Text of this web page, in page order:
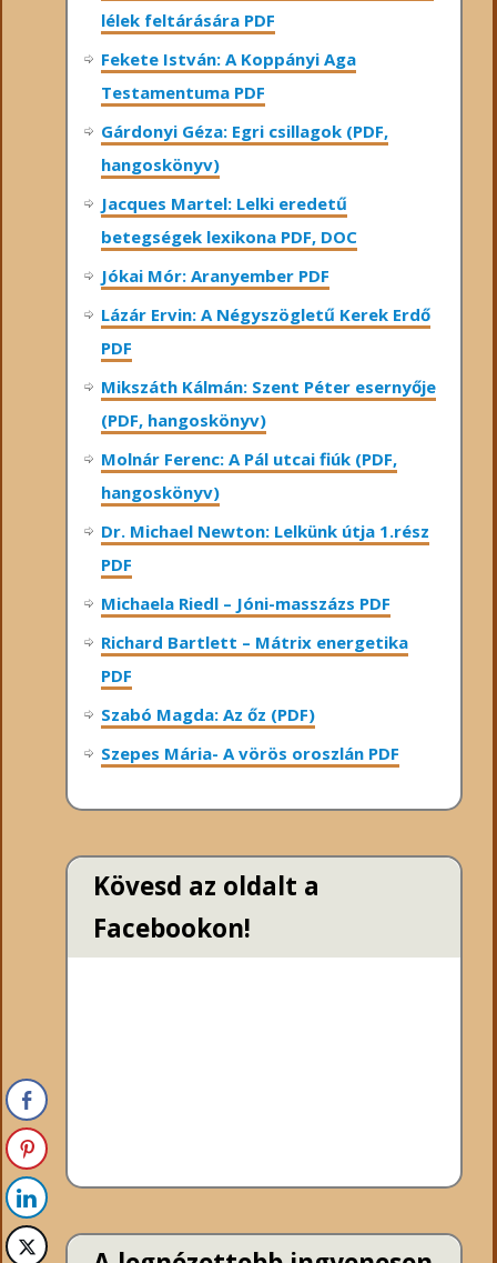
lélek feltárására PDF
Fekete István: A Koppányi Aga
Testamentuma PDF
Gárdonyi Géza: Egri csillagok (PDF,
hangoskönyv)
Jacques Martel: Lelki eredetű
betegségek lexikona PDF, DOC
Jókai Mór: Aranyember PDF
Lázár Ervin: A Négyszögletű Kerek Erdő
PDF
Mikszáth Kálmán: Szent Péter esernyője
(PDF, hangoskönyv)
Molnár Ferenc: A Pál utcai fiúk (PDF,
hangoskönyv)
Dr. Michael Newton: Lelkünk útja 1.rész
PDF
Michaela Riedl – Jóni-masszázs PDF
Richard Bartlett – Mátrix energetika
PDF
Szabó Magda: Az őz (PDF)
Szepes Mária- A vörös oroszlán PDF
Kövesd az oldalt a
Facebookon!